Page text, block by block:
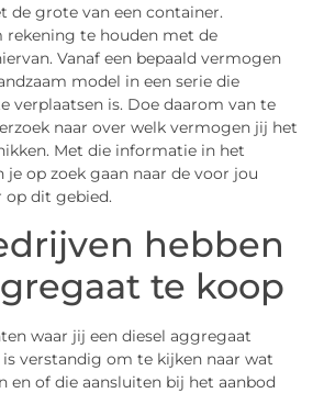
de grote van een container.
rekening te houden met de
Vanaf een bepaald vermogen
model in een serie die
verplaatsen is. Doe daarom van te
naar over welk vermogen jij het
Met die informatie in het
op zoek gaan naar de voor jou
op dit gebied.
hebben
te koop
waar jij een diesel aggregaat
verstandig om te kijken naar wat
en of die aansluiten bij het aanbod